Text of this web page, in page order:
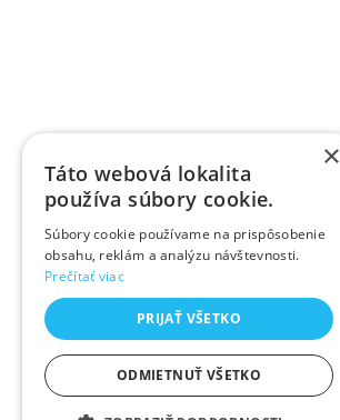
×
Táto webová lokalita
používa súbory cookie.
Súbory cookie používame na prispôsobenie
obsahu, reklám a analýzu návštevnosti.
Prečítať viac
PRIJAŤ VŠETKO
ODMIETNUŤ VŠETKO